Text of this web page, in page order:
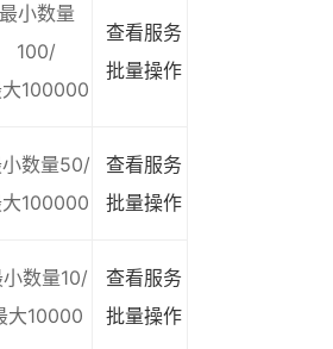
最小数量
100/
100000
查看服务
批量操作
数量50/
100000
查看服务
批量操作
数量10/
大10000
查看服务
批量操作